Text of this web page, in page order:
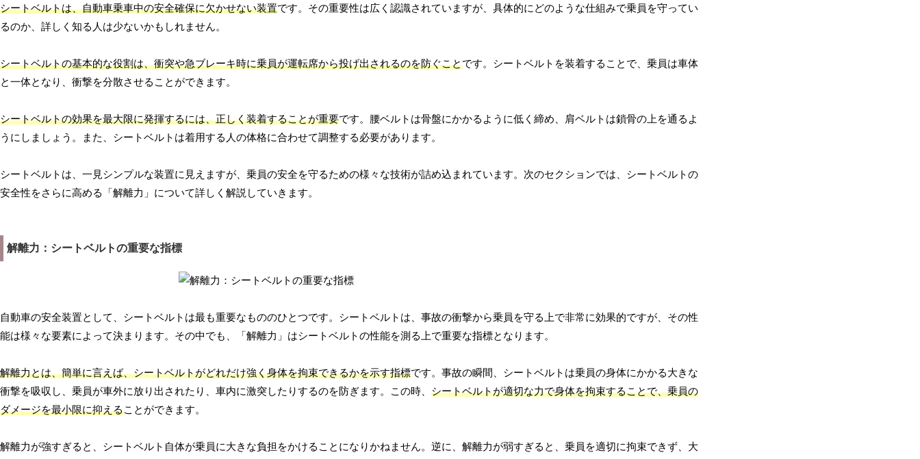
シートベルトは、自動車乗車中の安全確保に欠かせない装置です。その重要性は広く認識されていますが、具体的にどのような仕組みで乗員を守ってい
るのか、詳しく知る人は少ないかもしれません。
シートベルトの基本的な役割は、衝突や急ブレーキ時に乗員が運転席から投げ出されるのを防ぐことです。シートベルトを装着することで、乗員は車体
と一体となり、衝撃を分散させることができます。
シートベルトの効果を最大限に発揮するには、正しく装着することが重要です。腰ベルトは骨盤にかかるように低く締め、肩ベルトは鎖骨の上を通るよ
うにしましょう。また、シートベルトは着用する人の体格に合わせて調整する必要があります。
シートベルトは、一見シンプルな装置に見えますが、乗員の安全を守るための様々な技術が詰め込まれています。次のセクションでは、シートベルトの
安全性をさらに高める「解離力」について詳しく解説していきます。
解離力：シートベルトの重要な指標
自動車の安全装置として、シートベルトは最も重要なもののひとつです。シートベルトは、事故の衝撃から乗員を守る上で非常に効果的ですが、その性
能は様々な要素によって決まります。その中でも、「解離力」はシートベルトの性能を測る上で重要な指標となります。
解離力とは、簡単に言えば、シートベルトがどれだけ強く身体を拘束できるかを示す指標です。事故の瞬間、シートベルトは乗員の身体にかかる大きな
衝撃を吸収し、乗員が車外に放り出されたり、車内に激突したりするのを防ぎます。この時、 シートベルトが適切な力で身体を拘束することで、乗員の
ダメージを最小限に抑えることができます。
解離力が強すぎると、シートベルト自体が乗員に大きな負担をかけることになりかねません。逆に、解離力が弱すぎると、乗員を適切に拘束できず、大